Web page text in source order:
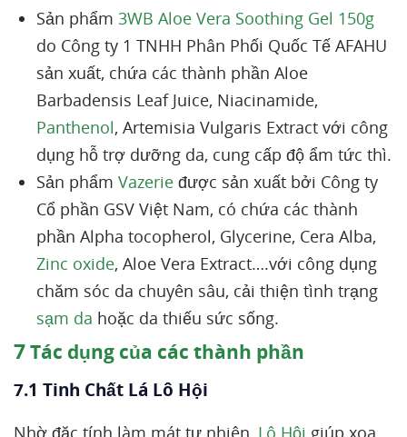
Sản phẩm 3WB Aloe Vera Soothing Gel 150g
do Công ty 1 TNHH Phân Phối Quốc Tế AFAHU
sản xuất, chứa các thành phần Aloe
Barbadensis Leaf Juice, Niacinamide,
Panthenol, Artemisia Vulgaris Extract với công
dụng hỗ trợ dưỡng da, cung cấp độ ẩm tức thì.
Sản phẩm Vazerie được sản xuất bởi Công ty
Cổ phần GSV Việt Nam, có chứa các thành
phần Alpha tocopherol, Glycerine, Cera Alba,
Zinc oxide, Aloe Vera Extract….với công dụng
chăm sóc da chuyên sâu, cải thiện tình trạng
sạm da hoặc da thiếu sức sống.
7Tác dụng của các thành phần
7.1 Tinh Chất Lá Lô Hội